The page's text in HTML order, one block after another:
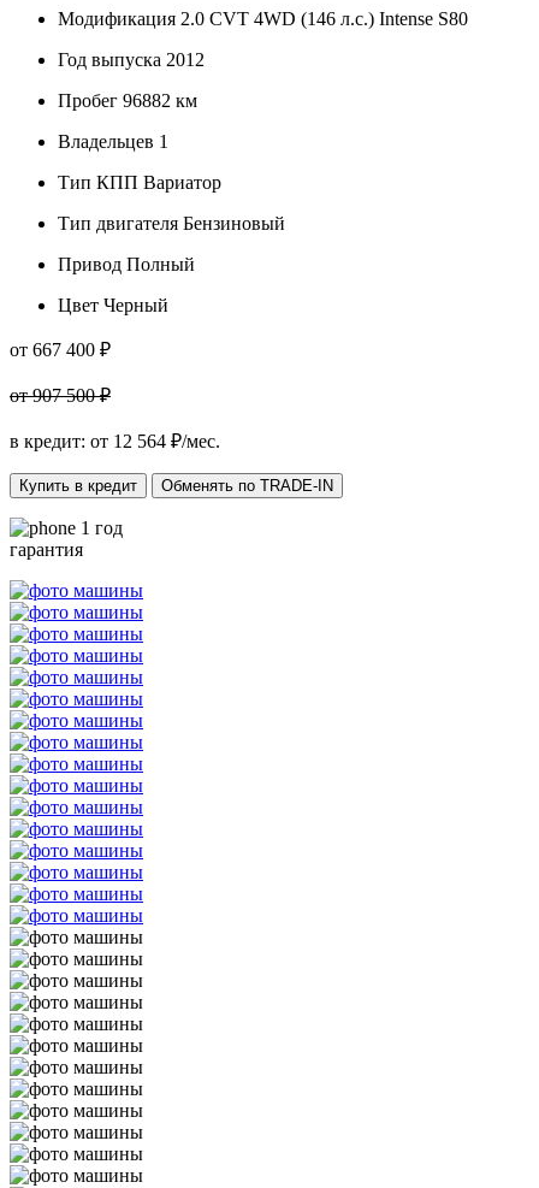
Модификация 2.0 CVT 4WD (146 л.с.) Intense S80
Год выпуска 2012
Пробег 96882 км
Владельцев 1
Тип КПП Вариатор
Тип двигателя Бензиновый
Привод Полный
Цвет Черный
от 667 400 ₽
от 907 500 ₽
в кредит: от 12 564 ₽/мес.
Купить в кредит Обменять по TRADE-IN
1 год
гарантия